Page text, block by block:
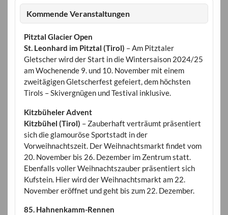
Kommende Veranstaltungen
Pitztal Glacier Open
St. Leonhard im Pitztal (Tirol) – Am Pitztaler
Gletscher wird der Start in die Wintersaison 2024/25
am Wochenende 9. und 10. November mit einem
zweitägigen Gletscherfest gefeiert, dem höchsten
Tirols – Skivergnügen und Testival inklusive.
Kitzbüheler Advent
Kitzbühel (Tirol) – Zauberhaft verträumt präsentiert
sich die glamouröse Sportstadt in der
Vorweihnachtszeit. Der Weihnachtsmarkt findet vom
20. November bis 26. Dezember im Zentrum statt.
Ebenfalls voller Weihnachtszauber präsentiert sich
Kufstein. Hier wird der Weihnachtsmarkt am 22.
November eröffnet und geht bis zum 22. Dezember.
85. Hahnenkamm-Rennen